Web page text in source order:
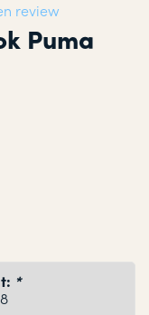
review
Puma
*